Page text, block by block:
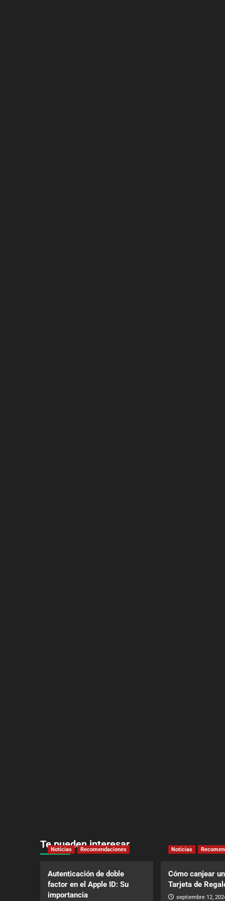
Te pueden interesar
Noticias Recomendaciones
Autenticación de doble
factor en el Apple ID: Su
importancia
Noticias
Cómo canjear
Tarjeta de
septiembre 12,